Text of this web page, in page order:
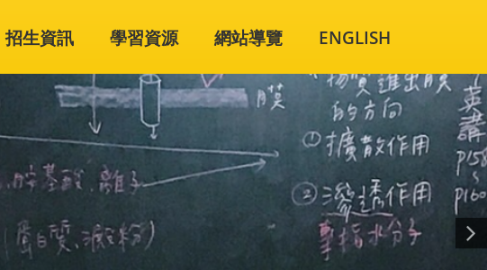
招生資訊 學習資源 網站導覽 ENGLISH